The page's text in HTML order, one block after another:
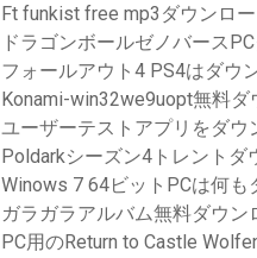
Ft funkist free mp3ダウンロ
ドラゴンボールゼノバース
フォールアウト4 PS4はダウ
Konami-win32we9uopt無料ダ
ユーザーテストアプリをダウ
Poldarkシーズン4トレントダ
Winows 7 64ビットPCは何も
ガラガラアルバム無料ダウ
PC用のReturn to Castle